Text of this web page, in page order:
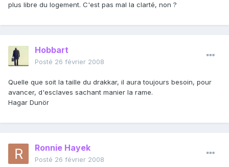
plus libre du logement. C'est pas mal la clarté, non ?
Hobbart
Posté 26 février 2008
Quelle que soit la taille du drakkar, il aura toujours besoin, pour
avancer, d'esclaves sachant manier la rame.
Hagar Dunör
Ronnie Hayek
Posté 26 février 2008